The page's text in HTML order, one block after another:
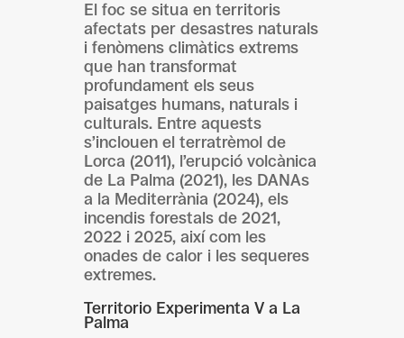
El foc se situa en territoris
afectats per desastres naturals
i fenòmens climàtics extrems
que han transformat
profundament els seus
paisatges humans, naturals i
culturals. Entre aquests
s’inclouen el terratrèmol de
Lorca (2011), l’erupció volcànica
de La Palma (2021), les DANAs
a la Mediterrània (2024), els
incendis forestals de 2021,
2022 i 2025, així com les
onades de calor i les sequeres
extremes.
Territorio Experimenta V a La
Palma